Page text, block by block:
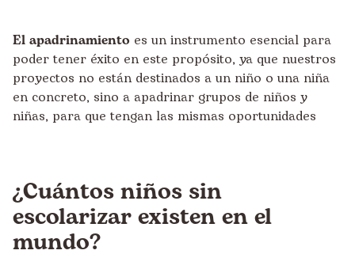
El apadrinamiento es un instrumento esencial para
poder tener éxito en este propósito, ya que nuestros
proyectos no están destinados a un niño o una niña
en concreto, sino a apadrinar grupos de niños y
niñas, para que tengan las mismas oportunidades
¿Cuántos niños sin
escolarizar existen en el
mundo?